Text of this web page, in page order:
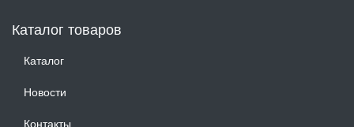
Каталог товаров
Каталог
Новости
Контакты